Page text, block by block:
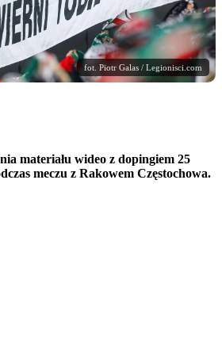
fot. Piotr Galas / Legionisci.com
materiału wideo z dopingiem 25
meczu z Rakowem Częstochowa.